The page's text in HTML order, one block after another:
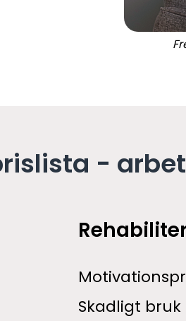
-
Skadligt bruk